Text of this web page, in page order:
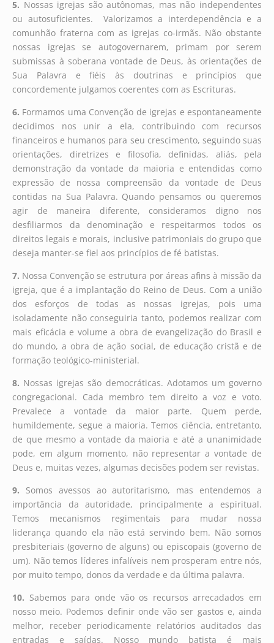
5. Nossas igrejas são autônomas, mas não independentes
ou autosuficientes. Valorizamos a interdependência e a
comunhão fraterna com as igrejas co-irmãs. Não obstante
nossas igrejas se autogovernarem, primam por serem
submissas à soberana vontade de Deus, às orientações de
Sua Palavra e fiéis às doutrinas e princípios que
concordemente julgamos coerentes com as Escrituras.
6. Formamos uma Convenção de igrejas e espontaneamente
decidimos nos unir a ela, contribuindo com recursos
financeiros e humanos para seu crescimento, seguindo suas
orientações, diretrizes e filosofia, definidas, aliás, pela
demonstração da vontade da maioria e entendidas como
expressão de nossa compreensão da vontade de Deus
contidas na Sua Palavra. Quando pensamos ou queremos
agir de maneira diferente, consideramos digno nos
desfiliarmos da denominação e respeitarmos todos os
direitos legais e morais, inclusive patrimoniais do grupo que
deseja manter-se fiel aos princípios de fé batistas.
7. Nossa Convenção se estrutura por áreas afins à missão da
igreja, que é a implantação do Reino de Deus. Com a união
dos esforços de todas as nossas igrejas, pois uma
isoladamente não conseguiria tanto, podemos realizar com
mais eficácia e volume a obra de evangelização do Brasil e
do mundo, a obra de ação social, de educação cristã e de
formação teológico-ministerial.
8. Nossas igrejas são democráticas. Adotamos um governo
congregacional. Cada membro tem direito a voz e voto.
Prevalece a vontade da maior parte. Quem perde,
humildemente, segue a maioria. Temos ciência, entretanto,
de que mesmo a vontade da maioria e até a unanimidade
pode, em algum momento, não representar a vontade de
Deus e, muitas vezes, algumas decisões podem ser revistas.
9. Somos avessos ao autoritarismo, mas entendemos a
importância da autoridade, principalmente a espiritual.
Temos mecanismos regimentais para mudar nossa
liderança quando ela não está servindo bem. Não somos
presbiteriais (governo de alguns) ou episcopais (governo de
um). Não temos líderes infalíveis nem prosperam entre nós,
por muito tempo, donos da verdade e da última palavra.
10. Sabemos para onde vão os recursos arrecadados em
nosso meio. Podemos definir onde vão ser gastos e, ainda
melhor, receber periodicamente relatórios auditados das
entradas e saídas. Nosso mundo batista é mais